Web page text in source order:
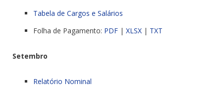
Tabela de Cargos e Salários
Folha de Pagamento: PDF | XLSX | TXT
Setembro
Relatório Nominal